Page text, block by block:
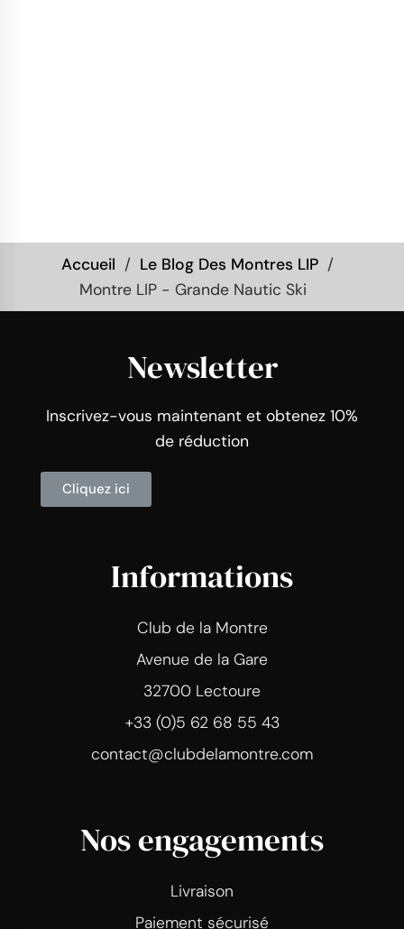
Accueil
Le Blog Des Montres LIP
Montre LIP - Grande Nautic Ski
Newsletter
Inscrivez-vous maintenant et obtenez 10%
de réduction
Cliquez ici
Informations
Club de la Montre
Avenue de la Gare
32700 Lectoure
+33 (0)5 62 68 55 43
contact@clubdelamontre.com
Nos engagements
Livraison
Paiement sécurisé